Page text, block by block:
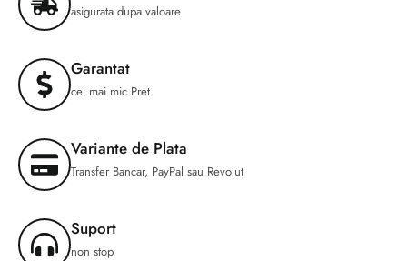
asigurata dupa valoare
Garantat
cel mai mic Pret
Variante de Plata
Transfer Bancar, PayPal sau Revolut
Suport
non stop